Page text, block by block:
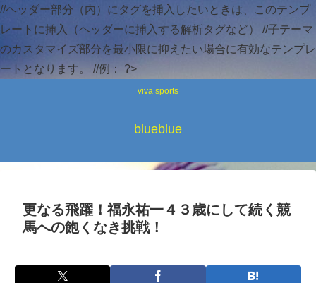
//ヘッダー部分（内）にタグを挿入したいときは、このテンプ
レートに挿入（ヘッダーに挿入する解析タグなど） //子テーマ
のカスタマイズ部分を最小限に抑えたい場合に有効なテンプレ
ートとなります。 //例：
?>
viva sports
blueblue
更なる飛躍！福永祐一４３歳にして続く競
馬への飽くなき挑戦！